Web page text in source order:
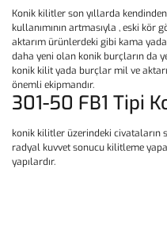
Konik kilitler son yıllarda
kullanımının artmasıyla , eski kör
aktarım ürünlerdeki gibi kama
daha yeni olan konik burçların da
konik kilit yada burçlar mil ve
önemli ekipmandır.
301-50 FB1 Tipi
konik kilitler üzerindeki civataların
radyal kuvvet sonucu kilitleme
yapılardır.